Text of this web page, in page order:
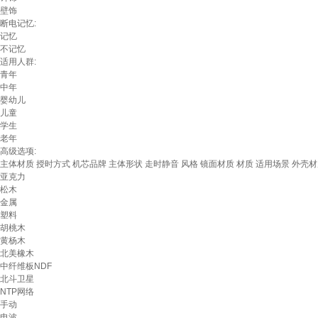
壁饰
断电记忆:
记忆
不记忆
适用人群:
青年
中年
婴幼儿
儿童
学生
老年
高级选项:
主体材质 授时方式 机芯品牌 主体形状 走时静音 风格 镜面材质 材质 适用场景 外壳
亚克力
松木
金属
塑料
胡桃木
黄杨木
北美橡木
中纤维板NDF
北斗卫星
NTP网络
手动